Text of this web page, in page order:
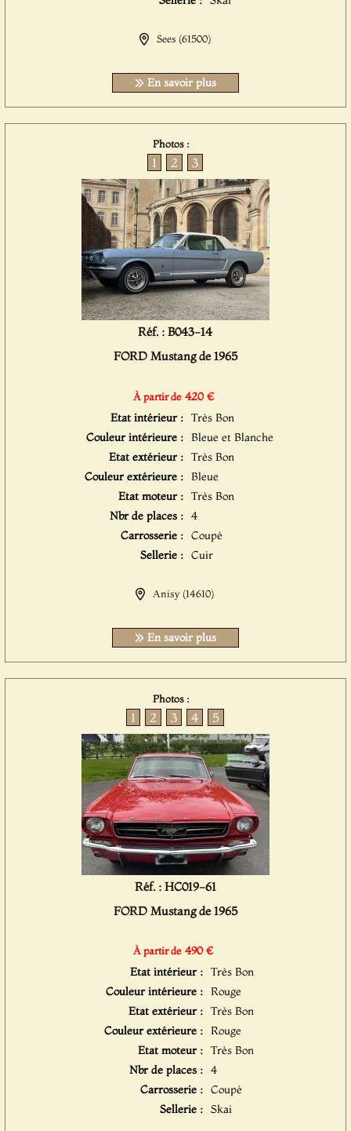
Sees (61500)
En savoir plus
Photos :
1 2 3
Réf. : B043-14
FORD Mustang de 1965
À partir de 420 €
Etat intérieur : Très Bon
Couleur intérieure : Bleue et Blanche
Etat extérieur : Très Bon
Couleur extérieure : Bleue
Etat moteur : Très Bon
Nbr de places : 4
Carrosserie : Coupé
Sellerie : Cuir
Anisy (14610)
En savoir plus
Photos :
1 2 3 4 5
Réf. : HC019-61
FORD Mustang de 1965
À partir de 490 €
Etat intérieur : Très Bon
Couleur intérieure : Rouge
Etat extérieur : Très Bon
Couleur extérieure : Rouge
Etat moteur : Très Bon
Nbr de places : 4
Carrosserie : Coupé
Sellerie : Skai